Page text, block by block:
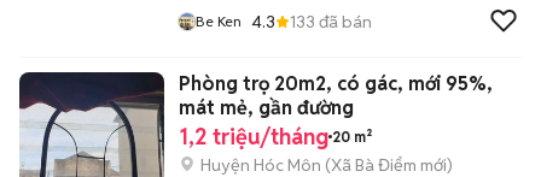
Be Ken 4.3 133 đã bán
Phòng trọ 20m2, có gác, mới 95%,
mát mẻ, gần đường
1,2 triệu/tháng 20 m²
Huyện Hóc Môn (Xã Bà Điểm mới)